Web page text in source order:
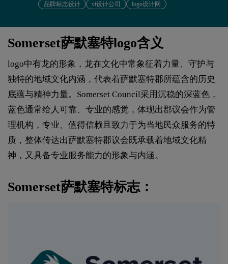
品牌标志设计 vi设计公司 logo设计网
Somerset萨默塞特logo含义
logo中有龙的形象，龙在文化中常象征着力量、守护与
独特的地域文化内涵，代表着萨默塞特郡所蕴含的历史
底蕴与精神力量。Somerset Council采用沉稳的深蓝色，
蓝色通常给人可靠、专业的感觉，体现出郡议会作为管
理机构，专业、值得信赖且致力于为当地民众服务的特
质，整体传达出萨默塞特郡议会既承载着地域文化精
神，又具备专业服务能力的形象与内涵。
Somerset萨默塞特标志：